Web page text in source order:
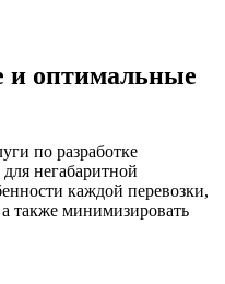
и оптимальные
по разработке
негабаритной
каждой перевозки,
также минимизировать